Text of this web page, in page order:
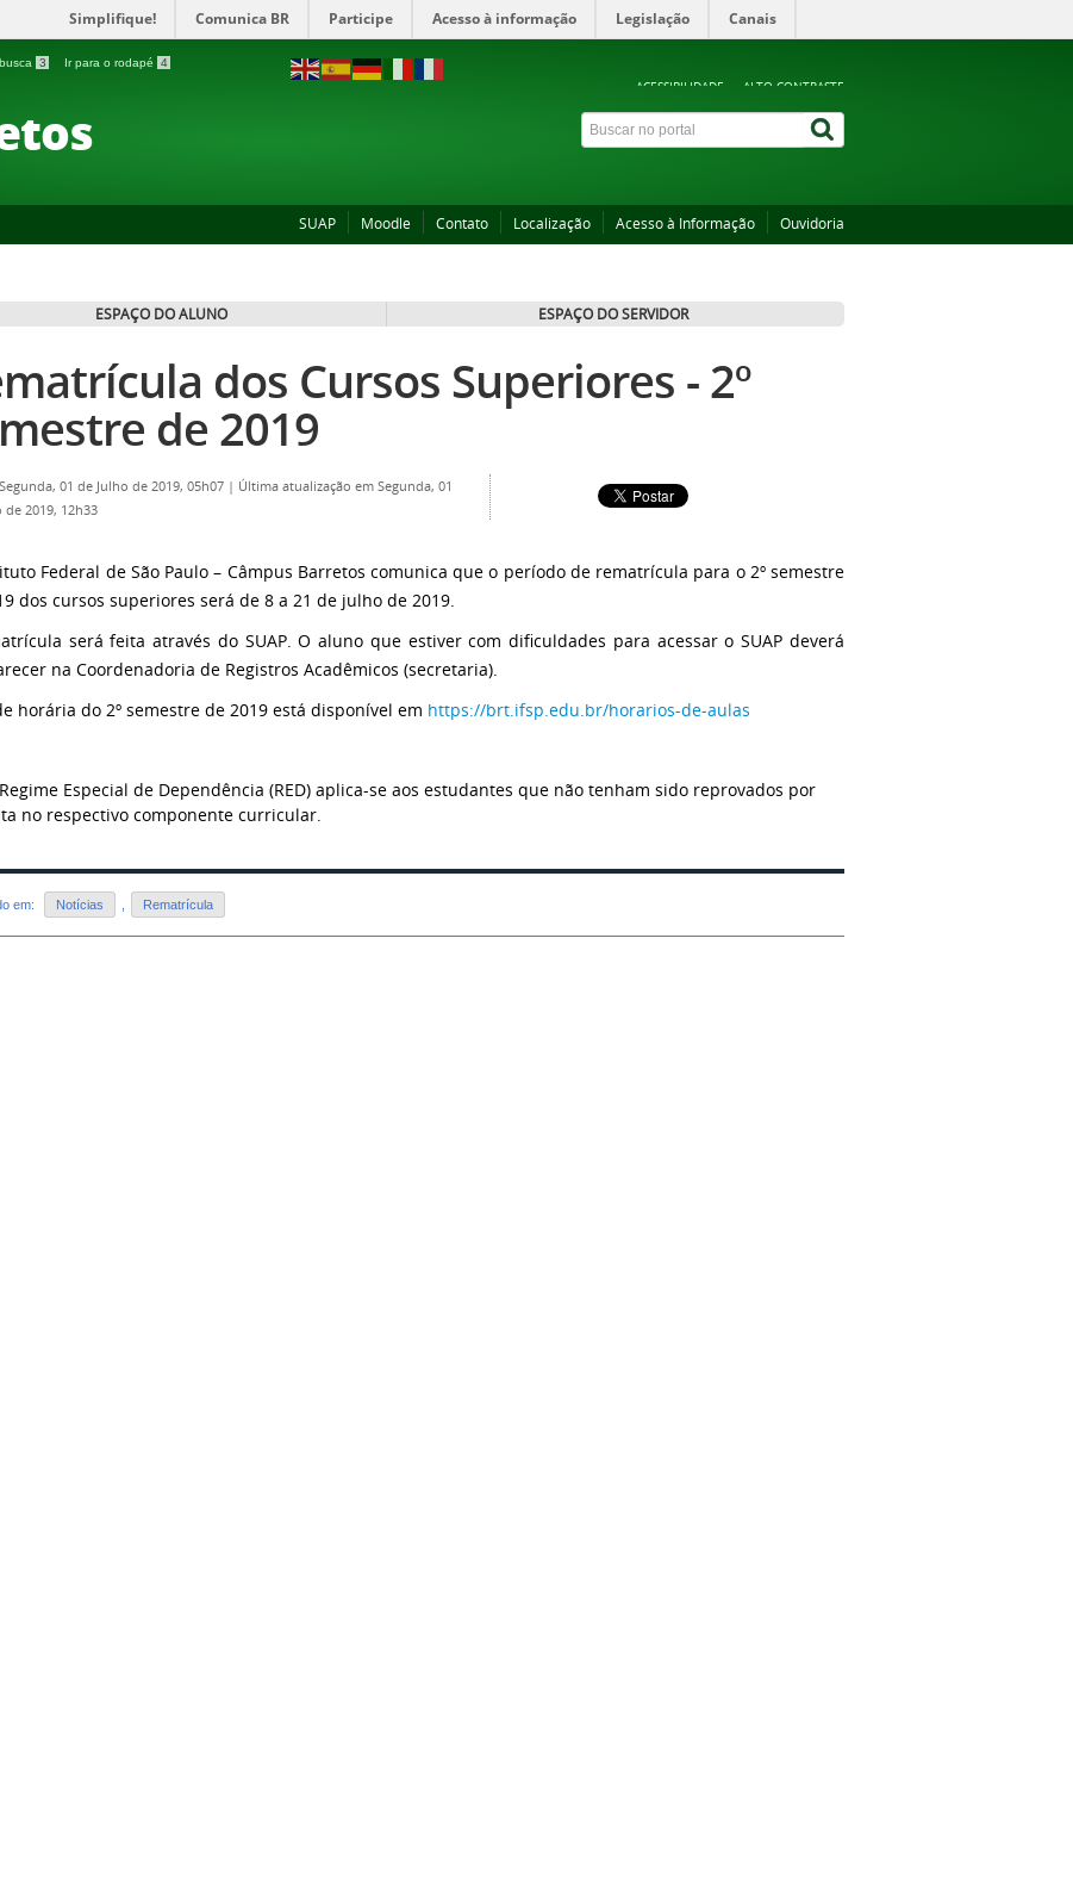
Simplifique! Comunica BR Participe Acesso à informação Legislação Canais
3 Ir para o rodapé 4
ACESSIBILIDADE ALTO CONTRASTE
SUAP Moodle Contato Localização Acesso à Informação Ouvidoria
ESPAÇO DO ALUNO ESPAÇO DO SERVIDOR
dos Cursos Superiores - 2º
de 2019
01 de Julho de 2019, 05h07 | Última atualização em Segunda, 01
de 2019, 12h33
Federal de São Paulo – Câmpus Barretos comunica que o período de rematrícula para o 2º semestre
dos cursos superiores será de 8 a 21 de julho de 2019.
será feita através do SUAP. O aluno que estiver com dificuldades para acessar o SUAP deverá
na Coordenadoria de Registros Acadêmicos (secretaria).
horária do 2º semestre de 2019 está disponível em https://brt.ifsp.edu.br/horarios-de-aulas
Especial de Dependência (RED) aplica-se aos estudantes que não tenham sido reprovados por
no respectivo componente curricular.
em: Notícias Rematrícula